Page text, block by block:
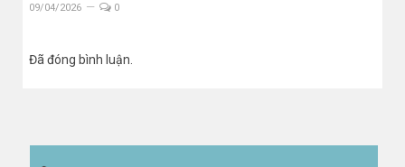
09/04/2026 0
Đã đóng bình luận.